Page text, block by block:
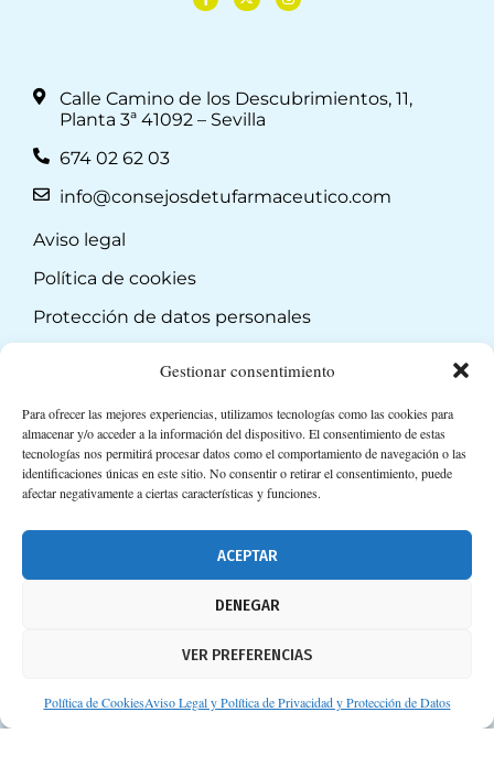
Gestionar consentimiento
Para ofrecer las mejores experiencias, utilizamos tecnologías como las cookies para
almacenar y/o acceder a la información del dispositivo. El consentimiento de estas
tecnologías nos permitirá procesar datos como el comportamiento de navegación o las
identificaciones únicas en este sitio. No consentir o retirar el consentimiento, puede
afectar negativamente a ciertas características y funciones.
ACEPTAR
DENEGAR
VER PREFERENCIAS
Política de CookiesAviso Legal y Política de Privacidad y Protección de Datos
Calle Camino de los Descubrimientos, 11,
Planta 3ª 41092 – Sevilla
674 02 62 03
info@consejosdetufarmaceutico.com
Aviso legal
Política de cookies
Protección de datos personales